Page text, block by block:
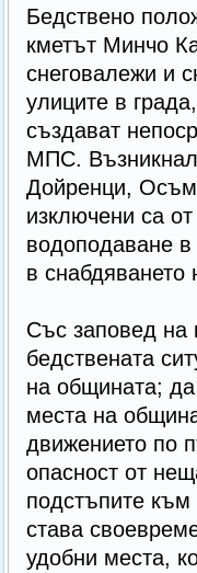
Бедствено
кметът Минчо
снеговалежи и
улиците в
създават
МПС.
Дойренци, Осъм
изключени са
водоподаване в
в снабдяването
Със заповед на
бедствената
на общината;
места на
движението по
опасност от
подстъпите
става
удобни места,